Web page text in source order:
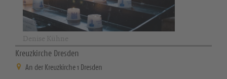
Kreuzkirche Dresden
An der Kreuzkirche 1 Dresden